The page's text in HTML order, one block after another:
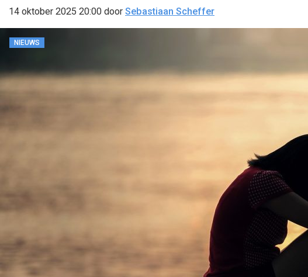
14 oktober 2025 20:00 door Sebastiaan Scheffer
NIEUWS